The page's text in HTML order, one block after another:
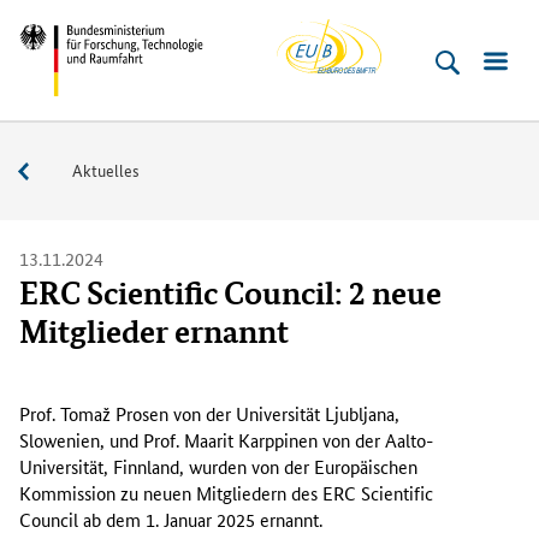
Direkt
zum
Inhalt
(Eingabetaste)
Direkt
zum
Hauptmenu
(Eingabetaste)
Direkt
zur
Suche
(Eingabetaste)
Direkt
zur
Fußleiste
(Enter)
Bundesministerium
Technologie
Buero
Service
Aktuelles
13.11.2024
ERC Scientific Council: 2 neue
Mitglieder ernannt
r
o
f
.
T
Prof. Tomaž Prosen von der Universität Ljubljana,
Slowenien, und Prof. Maarit Karppinen von der Aalto-
Universität, Finnland, wurden von der Europäischen
Kommission zu neuen Mitgliedern des ERC Scientific
Council ab dem 1. Januar 2025 ernannt.